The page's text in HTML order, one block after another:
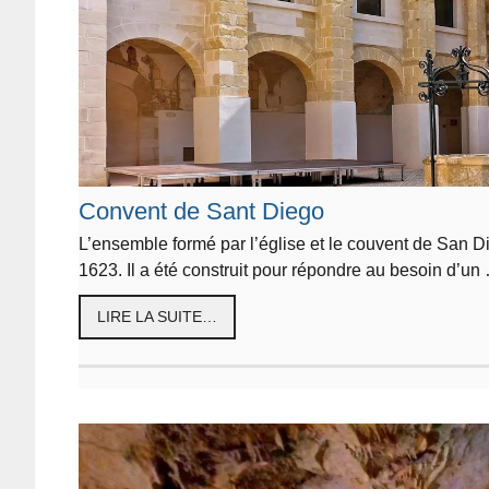
Convent de Sant Diego
L’ensemble formé par l’église et le couvent de
1623. Il a été construit pour répondre au besoin
LIRE LA SUITE…